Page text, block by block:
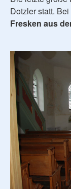
Dotzler statt.
Fresken aus